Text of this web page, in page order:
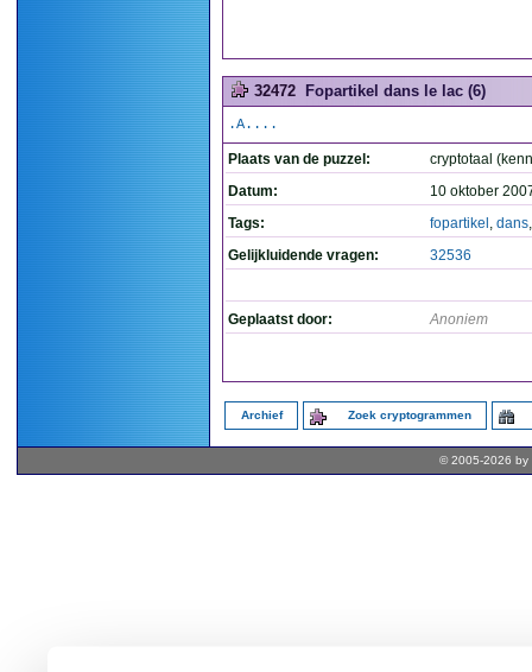
32472 Fopartikel dans le lac (6)
.A....
Plaats van de puzzel:
cryptotaal
Datum:
10 oktober
Tags:
fopartikel , dans
Gelijkluidende vragen:
32536
Geplaatst door: Anoniem
Archief Zoek cryptogrammen
© 2005-2026 by